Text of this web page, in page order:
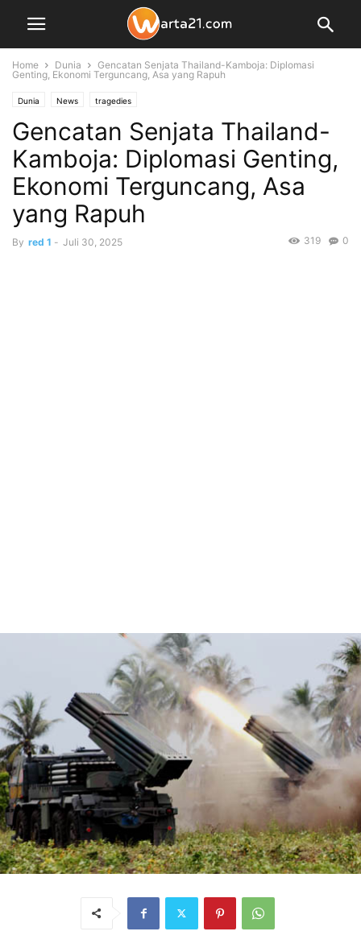
Home Dunia
Gencatan Senjata Thailand-Kamboja: Diplomasi
Genting, Ekonomi Terguncang, Asa yang Rapuh
Dunia News tragedies
Gencatan Senjata Thailand-
Kamboja: Diplomasi Genting,
Ekonomi Terguncang, Asa
yang Rapuh
By red 1 - Juli 30, 2025 0
319